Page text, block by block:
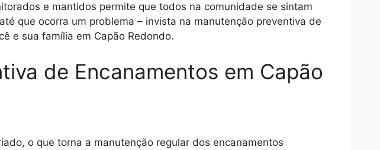
e mantidos permite que todos na comunidade se sintam
que ocorra um problema – invista na manutenção preventiva de
e sua família em Capão Redondo.
de Encanamentos em Capão
o que torna a manutenção regular dos encanamentos